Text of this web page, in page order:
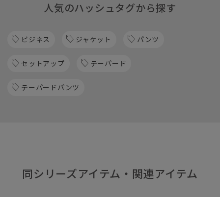
人気のハッシュタグから探す
ビジネス ジャケット パンツ
セットアップ テーパード
テーパードパンツ
同シリーズアイテム・関連アイテム